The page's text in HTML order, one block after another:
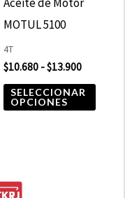
MOTUL 5100
4T
$10.680 -$13.900
SELECCIONAR
OPCIONES
en
la